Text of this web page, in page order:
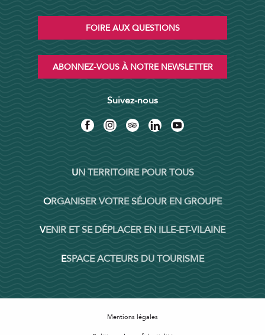
FOIRE AUX QUESTIONS
ABONNEZ-VOUS À NOTRE NEWSLETTER
Suivez-nous
UN TERRITOIRE POUR TOUS
ORGANISER VOTRE SÉJOUR EN GROUPE
VENIR ET SE DÉPLACER EN ILLE-ET-VILAINE
ESPACE ACTEURS DU TOURISME
Mentions légales